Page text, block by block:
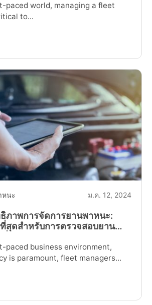
paced world, managing a fleet
to...
หนะ ม.ค. 12, 2024
ภาพการจัดการยานพาหนะ:
สุดสำหรับการตรวจสอบยาน
paced business environment,
is paramount, fleet managers...